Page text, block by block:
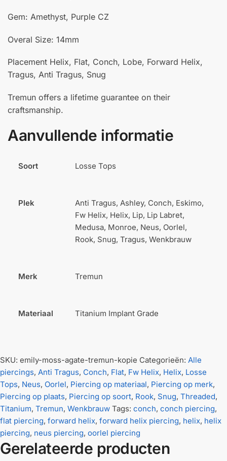
Gem: Amethyst, Purple CZ
Overal Size: 14mm
Placement Helix, Flat, Conch, Lobe, Forward Helix,
Tragus, Anti Tragus, Snug
Tremun offers a lifetime guarantee on their
craftsmanship.
Aanvullende informatie
Soort Losse Tops
Plek
Anti Tragus, Ashley, Conch, Eskimo,
Fw Helix, Helix, Lip, Lip Labret,
Medusa, Monroe, Neus, Oorlel,
Rook, Snug, Tragus, Wenkbrauw
Merk Tremun
Materiaal Titanium Implant Grade
SKU: emily-moss-agate-tremun-kopie Categorieën: Alle
piercings, Anti Tragus, Conch, Flat, Fw Helix, Helix, Losse
Tops, Neus, Oorlel, Piercing op materiaal, Piercing op merk,
Piercing op plaats, Piercing op soort, Rook, Snug, Threaded,
Titanium, Tremun, Wenkbrauw Tags: conch, conch piercing,
flat piercing, forward helix, forward helix piercing, helix, helix
piercing, neus piercing, oorlel piercing
Gerelateerde producten